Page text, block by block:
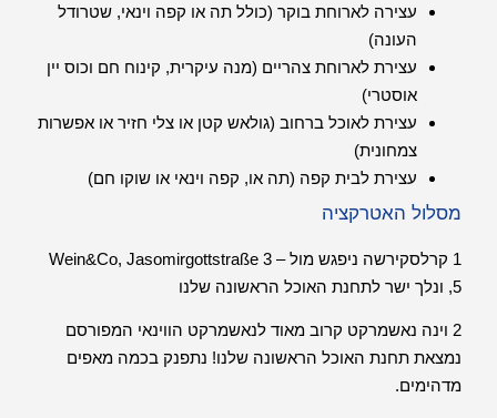
עצירה לארוחת בוקר (כולל תה או קפה וינאי, שטרודל
העונה)
עצירת לארוחת צהריים (מנה עיקרית, קינוח חם וכוס יין
אוסטרי)
עצירת לאוכל ברחוב (גולאש קטן או צלי חזיר או אפשרות
צמחונית)
עצירת לבית קפה (תה או, קפה וינאי או שוקו חם)
מסלול האטרקציה
1 קרלסקירשה ניפגש מול Wein&Co, Jasomirgottstraße 3 –
5, ונלך ישר לתחנת האוכל הראשונה שלנו
2 וינה נאשמרקט קרוב מאוד לנאשמרקט הווינאי המפורסם
נמצאת תחנת האוכל הראשונה שלנו! נתפנק בכמה מאפים
מדהימים.